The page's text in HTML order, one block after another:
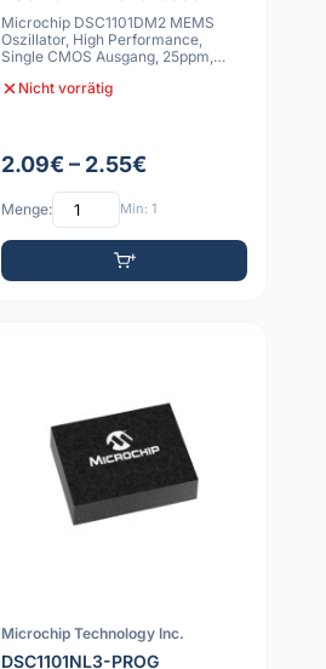
Microchip DSC1101DM2 MEMS
Oszillator, High Performance,
Single CMOS Ausgang, 25ppm,
Nicht vorrätig
2.09€ – 2.55€
Menge: Min: 1
Microchip Technology Inc.
DSC1101NL3-PROG